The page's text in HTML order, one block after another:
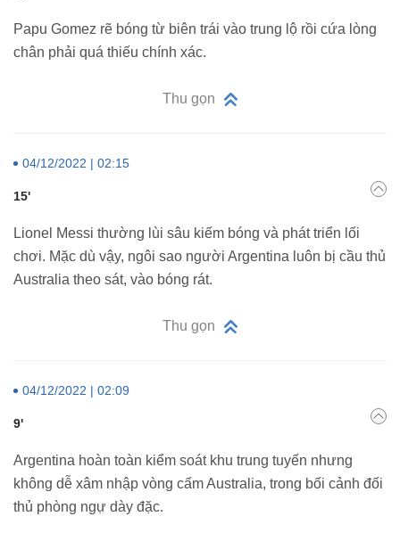
Papu Gomez rẽ bóng từ biên trái vào trung lộ rồi cứa lòng
chân phải quá thiếu chính xác.
Thu gọn
04/12/2022 | 02:15
15'
Lionel Messi thường lùi sâu kiếm bóng và phát triển lối
chơi. Mặc dù vậy, ngôi sao người Argentina luôn bị cầu thủ
Australia theo sát, vào bóng rát.
Thu gọn
04/12/2022 | 02:09
9'
Argentina hoàn toàn kiểm soát khu trung tuyến nhưng
không dễ xâm nhập vòng cấm Australia, trong bối cảnh đối
thủ phòng ngự dày đặc.